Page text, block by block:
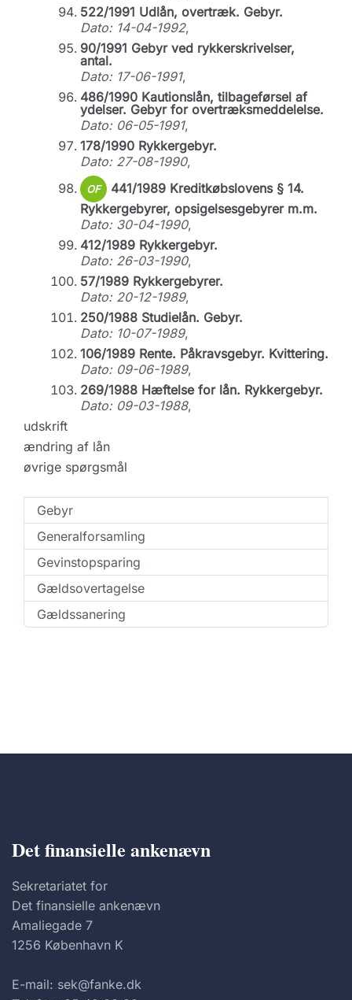
522/1991 Udlån, overtræk. Gebyr.
Dato: 14-04-1992,
90/1991 Gebyr ved rykkerskrivelser,
antal.
Dato: 17-06-1991,
486/1990 Kautionslån, tilbageførsel af
ydelser. Gebyr for overtræksmeddelelse.
Dato: 06-05-1991,
178/1990 Rykkergebyr.
Dato: 27-08-1990,
OF
441/1989 Kreditkøbslovens § 14.
Rykkergebyrer, opsigelsesgebyrer m.m.
Dato: 30-04-1990,
412/1989 Rykkergebyr.
Dato: 26-03-1990,
57/1989 Rykkergebyrer.
Dato: 20-12-1989,
250/1988 Studielån. Gebyr.
Dato: 10-07-1989,
106/1989 Rente. Påkravsgebyr. Kvittering.
Dato: 09-06-1989,
269/1988 Hæftelse for lån. Rykkergebyr.
Dato: 09-03-1988,
udskrift
ændring af lån
øvrige spørgsmål
Gebyr
Generalforsamling
Gevinstopsparing
Gældsovertagelse
Gældssanering
Det finansielle ankenævn
Sekretariatet for
Det finansielle ankenævn
Amaliegade 7
1256 København K
E-mail: sek@fanke.dk